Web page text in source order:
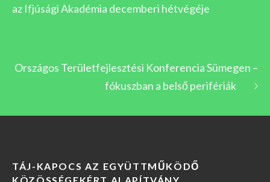
az Ifjúsági Akadémia decemberi hétvégéje
Országos Területfejlesztési Konferencia Sümegen –
fókuszban a belső perifériák
TÁJ-KAPOCS AZ EGYÜTTMŰKÖDŐ